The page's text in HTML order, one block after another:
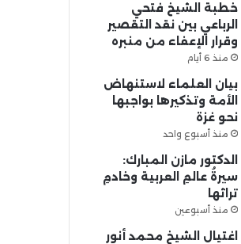
خطبة الشيخ فتحي
الرباعي بين نقد التقصير
وقرار الإعفاء من منبره
منذ 6 أيام
بيان العلماء لاستنهاض
الأمة وتذكيرها بواجبها
نحو غزة
منذ أسبوع واحد
الدكتور مازن المبارك:
سيرةُ عالمِ العربية وخادمِ
تراثها
منذ أسبوعين
اغتيال الشيخ محمد أنور